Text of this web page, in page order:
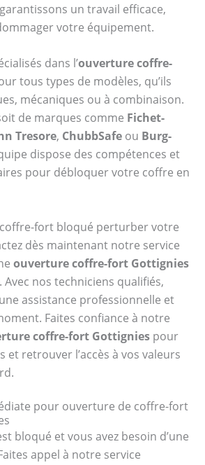
un travail efficace,
votre équipement.
dans l’ouverture coffre-
tous types de modèles, qu’ils
mécaniques ou à combinaison.
de marques comme Fichet-
Tresore, ChubbSafe ou Burg-
dispose des compétences et
pour débloquer votre coffre en
coffre-fort bloqué perturber votre
dès maintenant notre service
ouverture coffre-fort Gottignies
nos techniciens qualifiés,
assistance professionnelle et
Faites confiance à notre
coffre-fort Gottignies pour
et retrouver l’accès à vos valeurs
pour ouverture de coffre-fort
bloqué et vous avez besoin d’une
appel à notre service